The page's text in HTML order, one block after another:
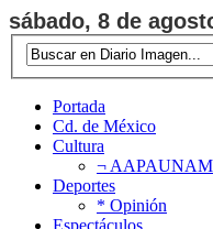
sábado, 8 de
Portada
Cd. de México
Cultura
¬ AAPAUNAM
Deportes
* Opinión
Espectáculos